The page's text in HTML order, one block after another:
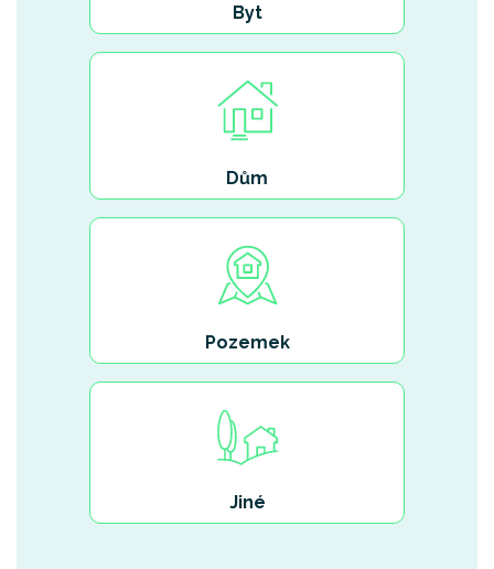
Byt
Dům
Pozemek
Jiné